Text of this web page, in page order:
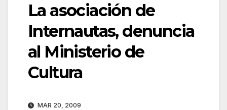
La asociación de
Internautas, denuncia
al Ministerio de
Cultura
MAR 20, 2009